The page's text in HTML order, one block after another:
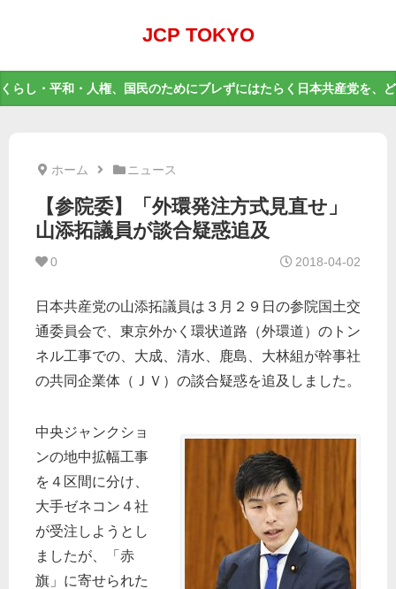
JCP TOKYO
くらし・平和・人権、国民のためにブレずにはたらく日本共産党を、
ホーム ニュース
【参院委】「外環発注方式見直せ」
山添拓議員が談合疑惑追及
0 2018-04-02
日本共産党の山添拓議員は３月２９日の参院国土交
通委員会で、東京外かく環状道路（外環道）のトン
ネル工事での、大成、清水、鹿島、大林組が幹事社
の共同企業体（ＪＶ）の談合疑惑を追及しました。
中央ジャンクショ
ンの地中拡幅工事
を４区間に分け、
大手ゼネコン４社
が受注しようとし
ましたが、「赤
旗」に寄せられた